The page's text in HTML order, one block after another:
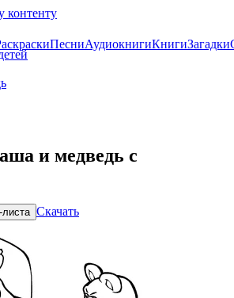
контенту
ПесниАудиокнигиКнигиЗагадки
и медведь с
Скачать